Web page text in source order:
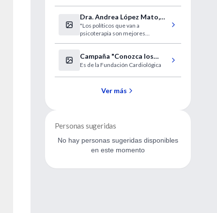
Dra. Andrea López Mato,
entrevista
"Los políticos que van a
psicoterapia son mejores
Campaña "Conozca los
números de su corazón"
Es de la Fundación Cardiológica
Ver más
Personas sugeridas
No hay personas sugeridas disponibles
en este momento